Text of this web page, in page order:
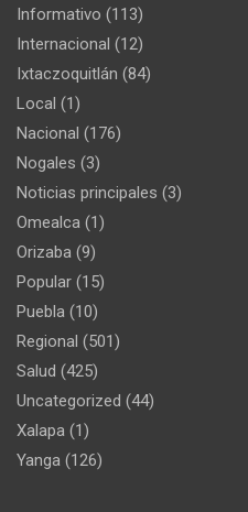
Informativo (113)
Internacional (12)
Ixtaczoquitlán (84)
Local (1)
Nacional (176)
Nogales (3)
Noticias principales (3)
Omealca (1)
Orizaba (9)
Popular (15)
Puebla (10)
Regional (501)
Salud (425)
Uncategorized (44)
Xalapa (1)
Yanga (126)